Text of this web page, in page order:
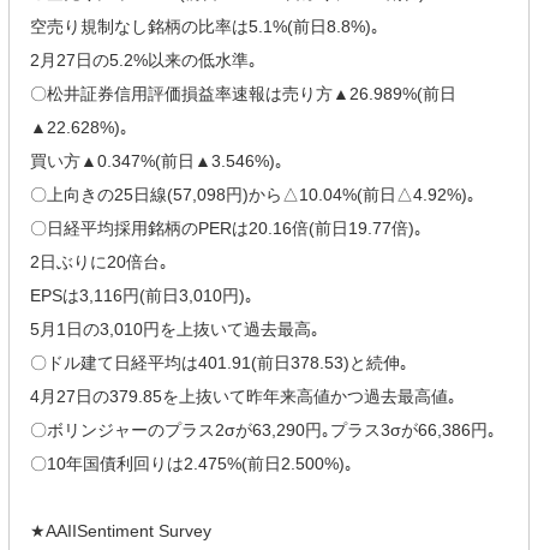
空売り規制なし銘柄の比率は5.1%(前日8.8%)｡
2月27日の5.2%以来の低水準｡
〇松井証券信用評価損益率速報は売り方▲26.989%(前日
▲22.628%)｡
買い方▲0.347%(前日▲3.546%)｡
〇上向きの25日線(57,098円)から△10.04%(前日△4.92%)｡
〇日経平均採用銘柄のPERは20.16倍(前日19.77倍)｡
2日ぶりに20倍台｡
EPSは3,116円(前日3,010円)｡
5月1日の3,010円を上抜いて過去最高｡
〇ドル建て日経平均は401.91(前日378.53)と続伸｡
4月27日の379.85を上抜いて昨年来高値かつ過去最高値｡
〇ボリンジャーのプラス2σが63,290円｡プラス3σが66,386円｡
〇10年国債利回りは2.475%(前日2.500%)｡
★AAIISentiment Survey